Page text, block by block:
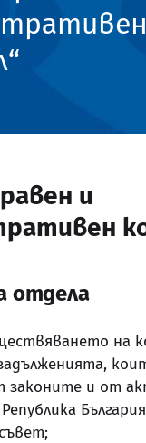
и
отдела
на
законите и от